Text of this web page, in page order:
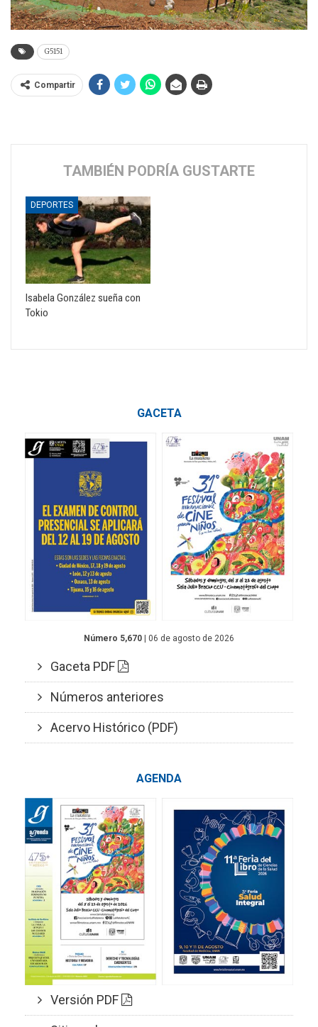
G5151
Compartir
TAMBIÉN PODRÍA GUSTARTE
DEPORTES
Isabela González sueña con
Tokio
GACETA
Número 5,670 | 06 de agosto de 2026
Gaceta PDF
Números anteriores
Acervo Histórico (PDF)
AGENDA
Versión PDF